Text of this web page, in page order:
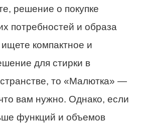
решение о покупке
потребностей и образа
компактное и
для стирки в
то «Малютка» —
вам нужно. Однако, если
функций и объемов